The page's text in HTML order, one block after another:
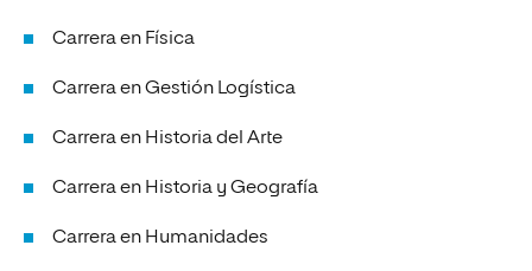
Carrera en Física
Carrera en Gestión Logística
Carrera en Historia del Arte
Carrera en Historia y Geografía
Carrera en Humanidades